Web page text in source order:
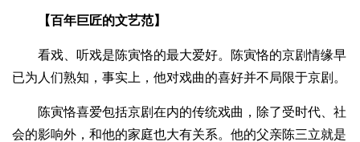
【百年巨匠的文艺范】
看戏、听戏是陈寅恪的最大爱好。陈寅恪的京剧情缘早
已为人们熟知，事实上，他对戏曲的喜好并不局限于京剧。
陈寅恪喜爱包括京剧在内的传统戏曲，除了受时代、社
会的影响外，和他的家庭也大有关系。他的父亲陈三立就是